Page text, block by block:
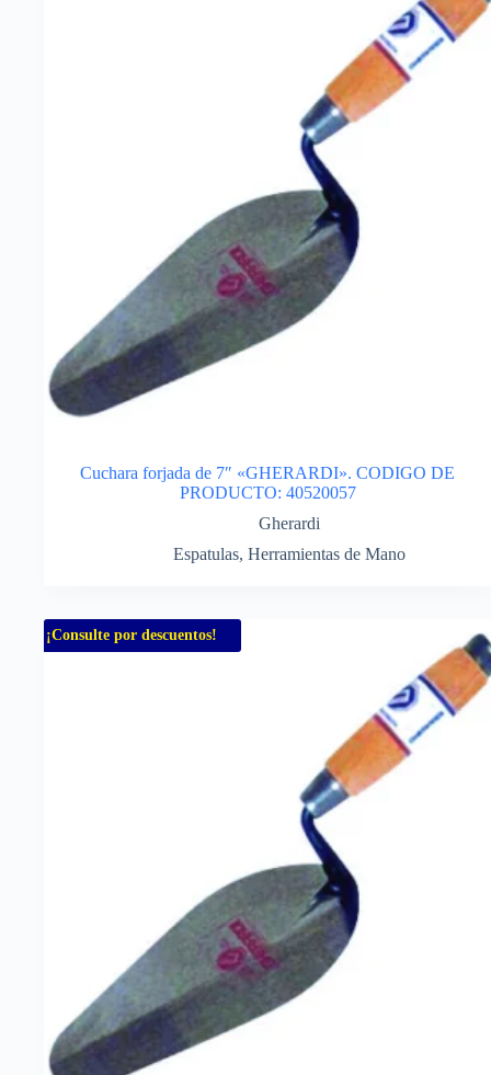
Cuchara forjada de 7″ «GHERARDI». CODIGO DE
PRODUCTO: 40520057
Gherardi
Espatulas, Herramientas de Mano
¡Consulte por descuentos!